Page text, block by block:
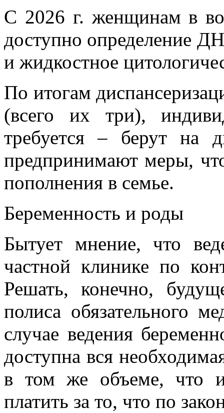
С 2026 г. женщинам в
доступно определение
и жидкостное
По итогам
(всего их три),
требуется – берут на
предпринимают меры,
пополнения в семье.
Беременность и роды
Бытует мнение, что
частной клинике по
Решать, конечно,
полиса обязательного
случае ведения
доступна вся
в том же объеме, что
платить за то, что по